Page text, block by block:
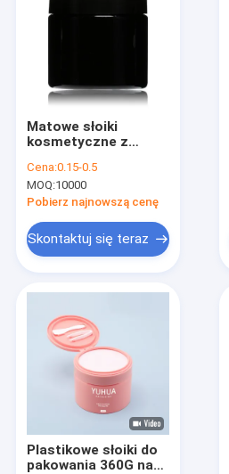
Matowe słoiki
kosmetyczne z
OEM 500 ml słoik PET
z czarną pokrywką
Cena:0.15-0.5
MOQ:10000
Pobierz najnowszą cenę
Skontaktuj się teraz
Plastikowe słoiki do
pakowania 360G na